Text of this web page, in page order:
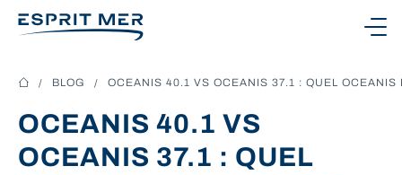
NOS BATEAUX
Ouvrir le menu
OCEANIS 40.1 VS
OCEANIS 37.1 : QUEL
BLOG OCEANIS 40.1 VS OCEANIS 37.1 : QUEL